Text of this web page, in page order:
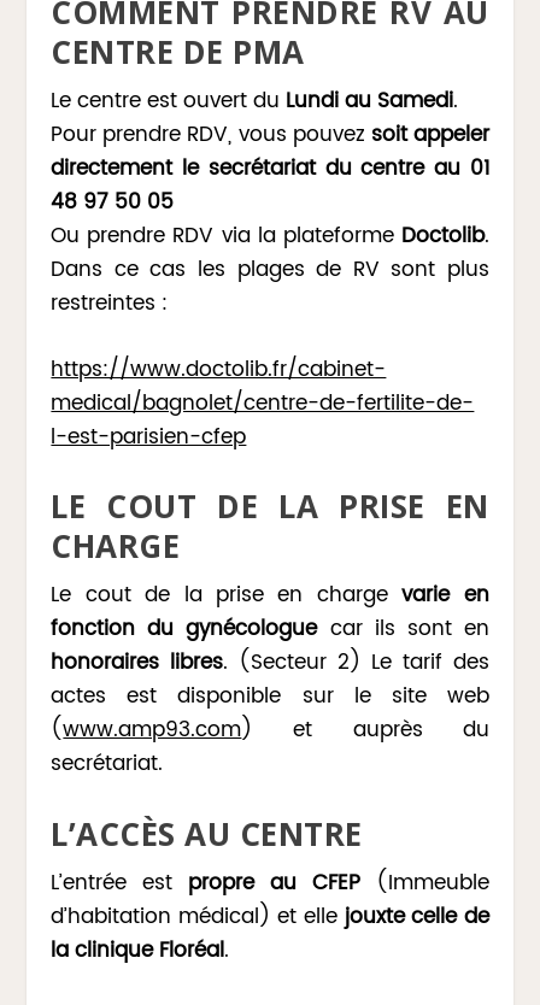
COMMENT PRENDRE RV AU
CENTRE DE PMA
Le centre est ouvert du Lundi au Samedi.
Pour prendre RDV, vous pouvez soit appeler
directement le secrétariat du centre au 01
48 97 50 05
Ou prendre RDV via la plateforme Doctolib.
Dans ce cas les plages de RV sont plus
restreintes :
https://www.doctolib.fr/cabinet-
medical/bagnolet/centre-de-fertilite-de-
l-est-parisien-cfep
LE COUT DE LA PRISE EN
CHARGE
Le cout de la prise en chargevarie en
fonction du gynécologuecar ils sont en
honoraires libres. (Secteur 2) Le tarif des
actes est disponible sur le site web
(www.amp93.com) et auprès du
secrétariat.
L’ACCÈS AU CENTRE
L’entrée est propre au CFEP(Immeuble
d’habitation médical) et elle jouxte celle de
la clinique Floréal.